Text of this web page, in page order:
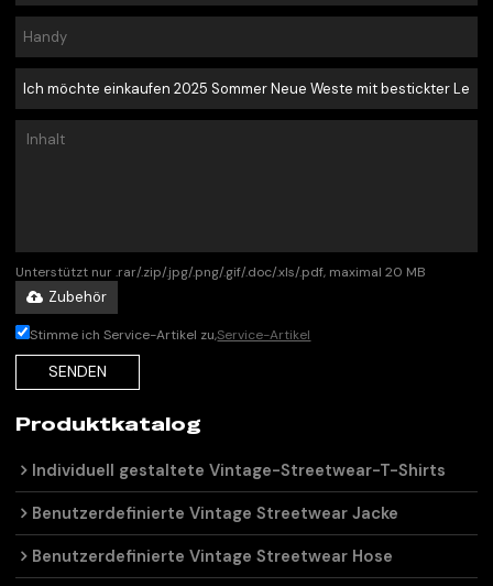
Unterstützt nur .rar/.zip/.jpg/.png/.gif/.doc/.xls/.pdf, maximal 20 MB
Zubehör
Stimme ich Service-Artikel zu,Service-Artikel
SENDEN
Produktkatalog
Individuell gestaltete Vintage-Streetwear-T-Shirts
Benutzerdefinierte Vintage Streetwear Jacke
Benutzerdefinierte Vintage Streetwear Hose